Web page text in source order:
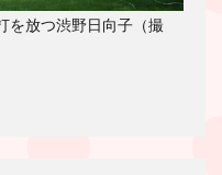
を放つ渋野日向子（撮